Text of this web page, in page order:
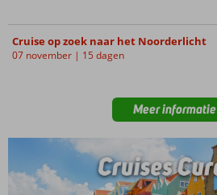
Cruise op zoek naar het Noorderlicht
07 november | 15 dagen
Meer informatie